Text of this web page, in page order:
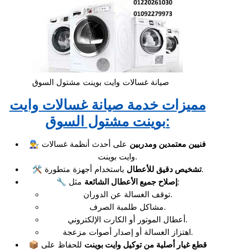
صيانة غسالات وايت بوينت مشتول السوق
مميزات خدمة صيانة غسالات وايت
بوينت مشتول السوق:
👨‍🔧 فنيين معتمدين ومدربين على أحدث أنظمة غسالات
وايت بوينت.
🛠️
تشخيص دقيق للأعطالباستخدام أجهزة متطورة.
🔧
إصلاح جميع الأعطال الشائعةمثل:
توقف الغسالة عن الدوران.
مشاكل طلمبة الصرف.
أعطال الموتور أو الكارت الإلكتروني.
اهتزاز الغسالة أو إصدار أصوات مزعجة.
📦
قطع غيار أصلية من توكيل وايت بوينت للحفاظ على